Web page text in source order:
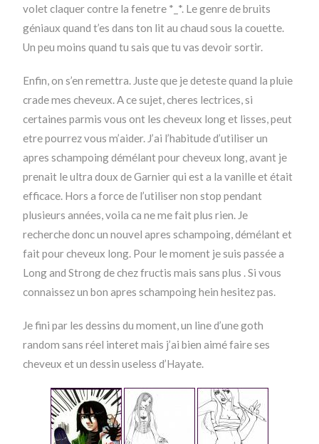
volet claquer contre la fenetre *_*. Le genre de bruits
géniaux quand t’es dans ton lit au chaud sous la couette.
Un peu moins quand tu sais que tu vas devoir sortir.
Enfin, on s’en remettra. Juste que je deteste quand la pluie
crade mes cheveux. A ce sujet, cheres lectrices, si
certaines parmis vous ont les cheveux long et lisses, peut
etre pourrez vous m’aider. J’ai l’habitude d’utiliser un
apres schampoing démélant pour cheveux long, avant je
prenait le ultra doux de Garnier qui est a la vanille et était
efficace. Hors a force de l’utiliser non stop pendant
plusieurs années, voila ca ne me fait plus rien. Je
recherche donc un nouvel apres schampoing, démélant et
fait pour cheveux long. Pour le moment je suis passée a
Long and Strong de chez fructis mais sans plus . Si vous
connaissez un bon apres schampoing hein hesitez pas.
Je fini par les dessins du moment, un line d’une goth
random sans réel interet mais j’ai bien aimé faire ses
cheveux et un dessin useless d’Hayate.